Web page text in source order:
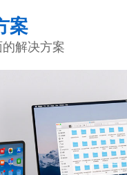
案
解决方案